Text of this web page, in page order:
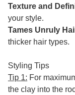
Texture and
your style.
Tames Unruly
thicker hair types.
Styling Tips
Tip 1: For
the clay into the